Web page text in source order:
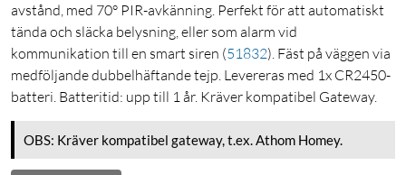
avstånd, med 70° PIR-avkänning. Perfekt för att automatiskt
tända och släcka belysning, eller som alarm vid
kommunikation till en smart siren (51832). Fäst på väggen via
medföljande dubbelhäftande tejp. Levereras med 1x CR2450-
batteri. Batteritid: upp till 1 år. Kräver kompatibel Gateway.
OBS: Kräver kompatibel gateway, t.ex. Athom Homey.